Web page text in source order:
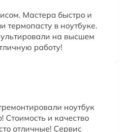
Мастера быстро и
термопасту в ноутбуке.
на высшем
работу!
ноутбук
Стоимость и качество
отличные! Сервис